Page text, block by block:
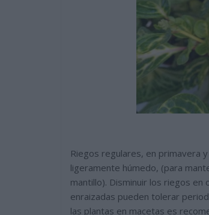
Riegos regulares, en primavera
ligeramente húmedo, (para
mantillo). Disminuir los riegos
enraizadas pueden tolerar
las plantas en macetas es